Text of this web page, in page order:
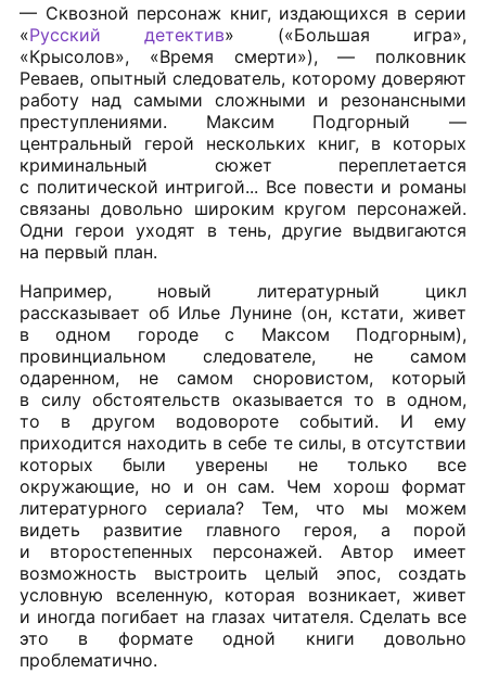
— Сквозной персонаж книг, издающихся в серии
«Русский детектив» («Большая игра»,
«Крысолов», «Время смерти»), — полковник
Реваев, опытный следователь, которому доверяют
работу над самыми сложными и резонансными
преступлениями. Максим Подгорный —
центральный герой нескольких книг, в которых
криминальный сюжет переплетается
с политической интригой... Все повести и романы
связаны довольно широким кругом персонажей.
Одни герои уходят в тень, другие выдвигаются
на первый план.
Например, новый литературный цикл
рассказывает об Илье Лунине (он, кстати, живет
в одном городе с Максом Подгорным),
провинциальном следователе, не самом
одаренном, не самом сноровистом, который
в силу обстоятельств оказывается то в одном,
то в другом водовороте событий. И ему
приходится находить в себе те силы, в отсутствии
которых были уверены не только все
окружающие, но и он сам. Чем хорош формат
литературного сериала? Тем, что мы можем
видеть развитие главного героя, а порой
и второстепенных персонажей. Автор имеет
возможность выстроить целый эпос, создать
условную вселенную, которая возникает, живет
и иногда погибает на глазах читателя. Сделать все
это в формате одной книги довольно
проблематично.